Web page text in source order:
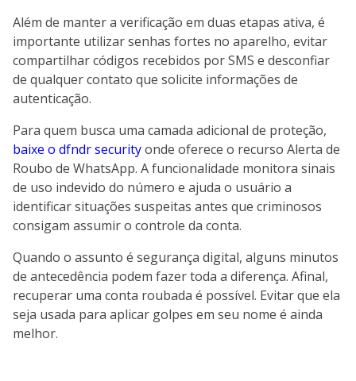
Além de manter a verificação em duas etapas ativa, é
importante utilizar senhas fortes no aparelho, evitar
compartilhar códigos recebidos por SMS e desconfiar
de qualquer contato que solicite informações de
autenticação.
Para quem busca uma camada adicional de proteção,
baixe o dfndr securityonde oferece o recurso Alerta de
Roubo de WhatsApp. A funcionalidade monitora sinais
de uso indevido do número e ajuda o usuário a
identificar situações suspeitas antes que criminosos
consigam assumir o controle da conta.
Quando o assunto é segurança digital, alguns minutos
de antecedência podem fazer toda a diferença. Afinal,
recuperar uma conta roubada é possível. Evitar que ela
seja usada para aplicar golpes em seu nome é ainda
melhor.